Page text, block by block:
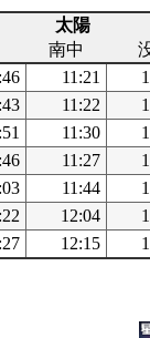
太陽
南中
11:21
11:22
11:30
11:27
11:44
12:04
12:15